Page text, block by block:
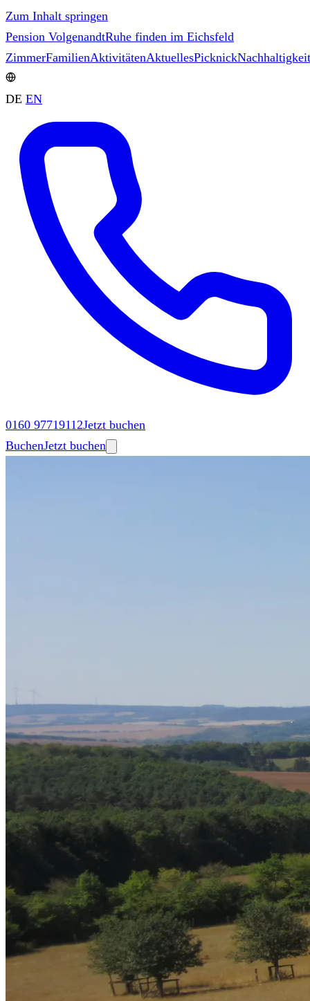
Zum Inhalt springen
Pension VolgenandtRuhe finden im Eichsfeld
ZimmerFamilienAktivitätenAktuellesPicknickNachhaltigkeit
DE EN
0160 97719112Jetzt buchen
BuchenJetzt buchen